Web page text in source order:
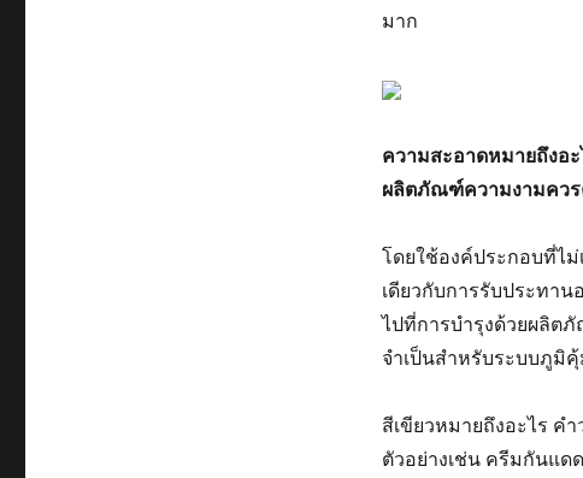
มาก
ความสะอาดหมายถึงอ
ผลิตภัณฑ์ความงามคว
โดยใช้องค์ประกอบที่ไ
เดียวกับการรับประทา
ไปที่การบำรุงด้วยผลิต
จำเป็นสำหรับระบบภูมิ
สีเขียวหมายถึงอะไร ค
ตัวอย่างเช่น ครีมกันแ